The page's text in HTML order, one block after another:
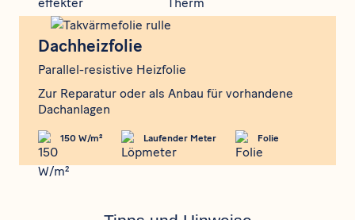
Dachheizfolie
Parallel-resistive Heizfolie
Zur Reparatur oder als Anbau für vorhandene
Dachanlagen
150 W/m² Laufender Meter Folie
Dachheizfolie